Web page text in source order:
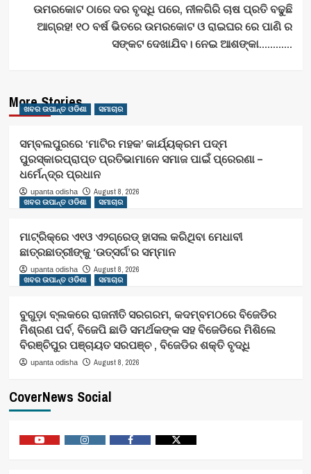
ଉମରକୋଟ ଠାରେ ଦର ବୃଦ୍ଧି ପରେ, ନୀଳଗିରି ଚାଷ ପ୍ରତି ବଢୁଛି
ଆଗ୍ରହ! ୧୦ ବର୍ଷ ଭିତରେ ଉମରକୋଟ ଓ ରାଇଘର ରେ ପାଣି ର
ସଙ୍କଟ ଦେଖାଯିବ। ନେଇ ଆଶଙ୍କା…………
More Stories
ଖବର ଉପାନ୍ତ ଓଡିଶା ସମାଚାର
ସମ୍ବଲପୁରରେ ‘ମାଟିର ମହକ’ କାର୍ଯ୍ୟକ୍ରମ ପଦ୍ମ
ପୁରସ୍କାରପ୍ରାପ୍ତ ପ୍ରତିଭାମାନେ ସମାଜ ପାଇଁ ପ୍ରେରଣା –
ଧର୍ମେନ୍ଦ୍ର ପ୍ରଧାନ
upanta odisha
August 8, 2026
ଖବର ଉପାନ୍ତ ଓଡିଶା
ସମାଚାର
ମାଟ୍ରିକ୍‌ରେ ଏ୧ଓ ଏ୨ଗ୍ରେଡ୍‌ ହାସଲ କରିଥିବା ମେଧାବୀ
ଛାତ୍ରଛାତ୍ରୀଙ୍କୁ ‘ଉତ୍ସର୍ଗ’ର ସମ୍ମାନ
upanta odisha
August 8, 2026
ଖବର ଉପାନ୍ତ ଓଡିଶା
ସମାଚାର
ବୁଗୁଡ଼ା ବ୍ଲକରେ ରାଜନୀତି ସରଗରମ, କଦମ୍ବମଠରେ ବିଜେଡିର
ମିଶ୍ରଣ ପର୍ବ, ବିଜେପି ଛାଡି ସମର୍ଥକଙ୍କ ସହ ବିଜେଡିରେ ମିଶିଲେ
ବିରଞ୍ଚିପୁର ପଞ୍ଚାୟତ ସରପଞ୍ଚ , ବିଜେଡିର ଶକ୍ତି ବୃଦ୍ଧି
upanta odisha August 8, 2026
CoverNews Social